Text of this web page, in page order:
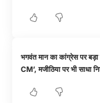
भगवंत मान का कांग्रेस पर
CM’, मजीठिया पर भी साधा